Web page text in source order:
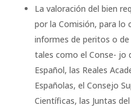
La valoración del bien
por la Comisión, para lo
informes de peritos o
tales como el Conse- jo
Español, las Reales
Españolas, el Consejo
Científicas, las Juntas